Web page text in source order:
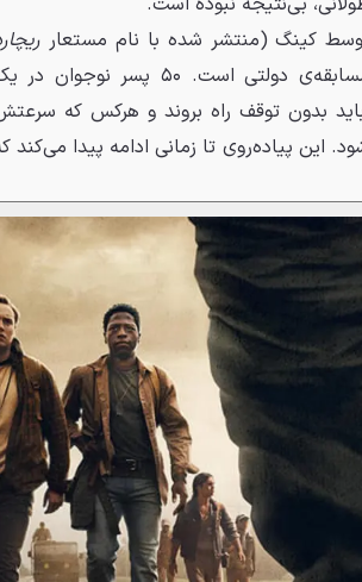
کینگ (منتشر شده با نام مستعار
در سال ۱۹۷۹) ساخته شده، درباره‌ی یک مسابقه‌ی دولتی است. ۵۰ پسر نوجوان
بدون توقف راه بروند و هرکس که
این پیاده‌روی تا زمانی ادامه پیدا می‌کند